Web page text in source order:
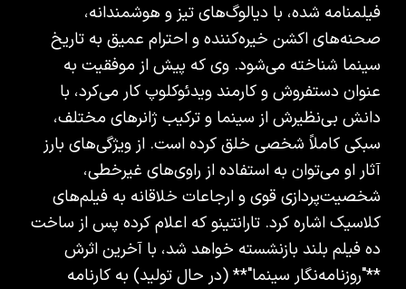
فیلمنامه شده، با دیالوگ‌های تیز و هوشمندانه،
صحنه‌های اکشن خیره‌کننده و احترام عمیق به تاریخ
سینما شناخته می‌شود. وی که پیش از موفقیت به
عنوان دستفروش و کارمند ویدئوکلوپ کار می‌کرد، با
دانش بی‌نظیرش از سینما و ترکیب ژانرهای مختلف،
سبکی کاملاً شخصی خلق کرده است. از ویژگی‌های بارز
آثار او می‌توان به استفاده از راوی‌های غیرخطی،
شخصیت‌پردازی قوی و ارجاعات خلاقانه به فیلم‌های
کلاسیک اشاره کرد. تارانتینو که اعلام کرده پس از ساخت
ده فیلم بلند بازنشسته خواهد شد، با آخرین اثرش
**"روزنامه‌نگار سینما"** (در حال تولید) به کارنامه